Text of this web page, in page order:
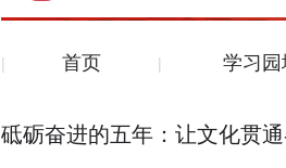
首页 学习
砥砺奋进的五年：让文化贯